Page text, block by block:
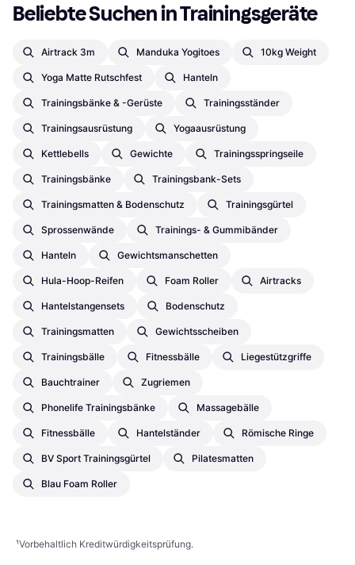
Beliebte Suchen in Trainingsgeräte
Airtrack 3m Manduka Yogitoes 10kg Weight
Yoga Matte Rutschfest Hanteln
Trainingsbänke & -gerüste Trainingsständer
Trainingsausrüstung Yogaausrüstung
Kettlebells Gewichte Trainingsspringseile
Trainingsbänke Trainingsbank-Sets
Trainingsmatten & Bodenschutz Trainingsgürtel
Sprossenwände Trainings- & Gummibänder
Hanteln Gewichtsmanschetten
Hula-Hoop-Reifen Foam Roller Airtracks
Hantelstangensets Bodenschutz
Trainingsmatten Gewichtsscheiben
Trainingsbälle Fitnessbälle Liegestützgriffe
Bauchtrainer Zugriemen
Phonelife Trainingsbänke Massagebälle
Fitnessbälle Hantelständer Römische Ringe
BV Sport Trainingsgürtel Pilatesmatten
Blau Foam Roller
¹Vorbehaltlich Kreditwürdigkeitsprüfung.